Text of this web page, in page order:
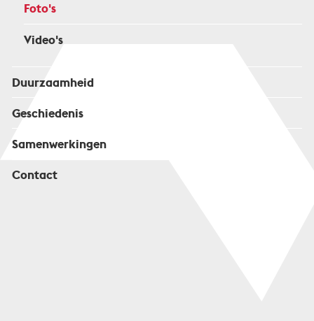
Foto's
Video's
Duurzaamheid
Geschiedenis
Samenwerkingen
Contact